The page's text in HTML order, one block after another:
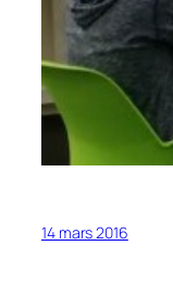
14 mars 2016